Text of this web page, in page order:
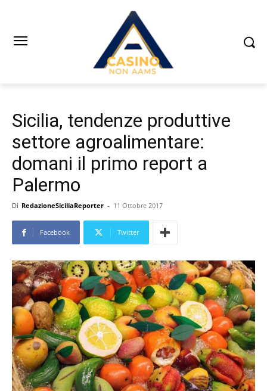
Sicilia, tendenze produttive
settore agroalimentare:
domani il primo report a
Palermo
Di RedazioneSiciliaReporter - 11 Ottobre 2017
Facebook Twitter